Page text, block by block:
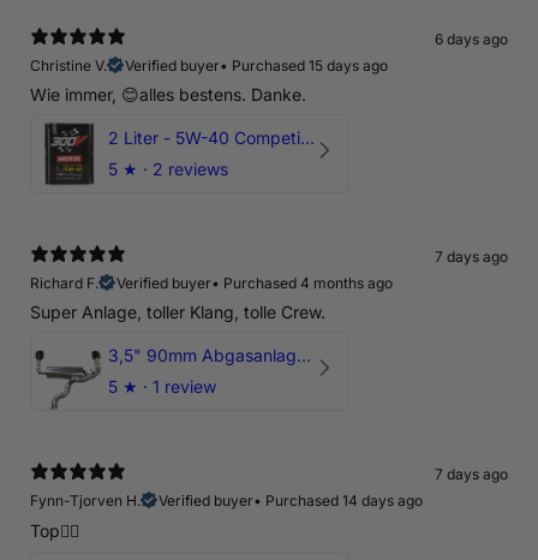
6 days ago
Christine V.
Verified buyer• Purchased 15 days ago
Wie immer, 😊alles bestens. Danke.
2 Liter - 5W-40 Competition 300V Motul Motoröl
5 ★ · 2 reviews
7 days ago
Richard F.
Verified buyer• Purchased 4 months ago
Super Anlage, toller Klang, tolle Crew.
3,5" 90mm Abgasanlage AUDI RSQ3 DNWA 2.5 TFSI
5 ★ · 1 review
7 days ago
Fynn-Tjorven H.
Verified buyer• Purchased 14 days ago
Top👍🏼